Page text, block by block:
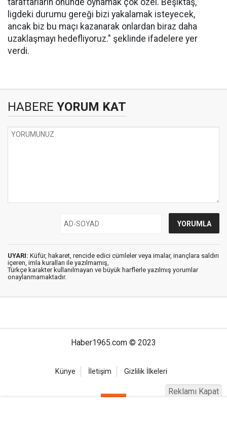
taraftarların önünde oynamak çok özel. Beşiktaş,
ligdeki durumu gereği bizi yakalamak isteyecek,
ancak biz bu maçı kazanarak onlardan biraz daha
uzaklaşmayı hedefliyoruz." şeklinde ifadelere yer
verdi.
HABERE YORUM KAT
UYARI: Küfür, hakaret, rencide edici cümleler veya imalar, inançlara saldırı
içeren, imla kuralları ile yazılmamış,
Türkçe karakter kullanılmayan ve büyük harflerle yazılmış yorumlar
onaylanmamaktadır.
Haber1965.com © 2023
Künye İletişim Gizlilik İlkeleri
Reklamı Kapat